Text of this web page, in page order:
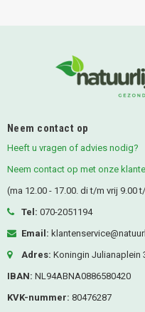
Neem contact op
Heeft u vragen of advies nodig?
Neem contact op met onze
(ma 12.00 - 17.00. di t/m vrij 9.00
Tel: 070-2051194
Email:
Adres: Koningin Julianaplein
IBAN: NL94ABNA0886580420
KVK-nummer: 80476287